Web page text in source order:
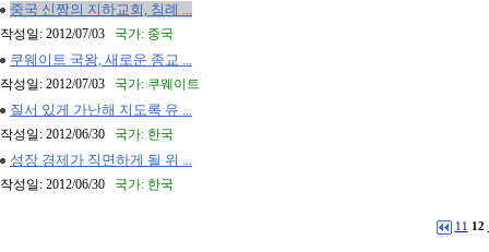
중국 신짱의 지하교회, 침례 ...
작성일: 2012/07/03 국가: 중국
쿠웨이트 국왕, 새로운 종교 ...
작성일: 2012/07/03 국가: 쿠웨이트
질서 있게 가난해 지도록 유 ...
작성일: 2012/06/30 국가: 한국
성장 경제가 직면하게 될 위 ...
작성일: 2012/06/30 국가: 한국
11 12